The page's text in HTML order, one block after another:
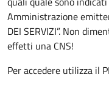
Amministrazione
DEI SERVIZI”. Non
effetti una CNS!
Per accedere utilizza il